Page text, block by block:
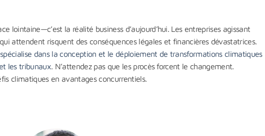
lointaine—c’est la réalité business d’aujourd’hui. Les entreprises agissant
attendent risquent des conséquences légales et financières dévastatrices.
dans la conception et le déploiement de transformations climatiques
les tribunaux. N’attendez pas que les procès forcent le changement.
climatiques en avantages concurrentiels.